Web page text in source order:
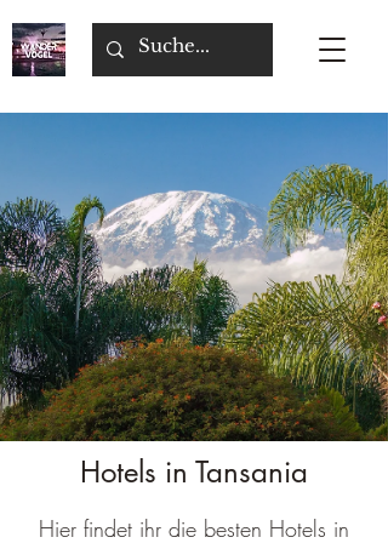
Hotels in Tansania
Hier findet ihr die besten Hotels in